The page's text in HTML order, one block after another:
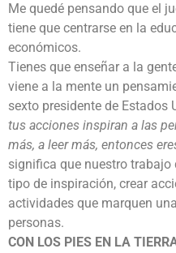
Me quedé pensando que el
tiene que centrarse en la
económicos.
Tienes que enseñar a la
viene a la mente un
sexto presidente de Estados
tus acciones inspiran a las
más, a leer más, entonces
significa que nuestro trabajo
tipo de inspiración, crear
actividades que marquen
personas.
CON LOS PIES EN LA